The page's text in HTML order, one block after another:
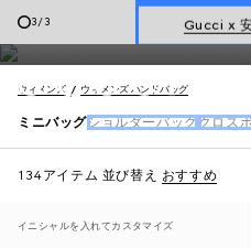
3/3 Gucci x
新着 ウィメン
グッチのミニバッグでは、女性らし
使いやすいデザインのミニバッグを
ウィメンズ ウィメンズ ハンドバッグ
ミニバッグ ショルダーバッグ クロス
134アイテム 並び替え おすすめ
イニシャルを入れてカスタマイズ